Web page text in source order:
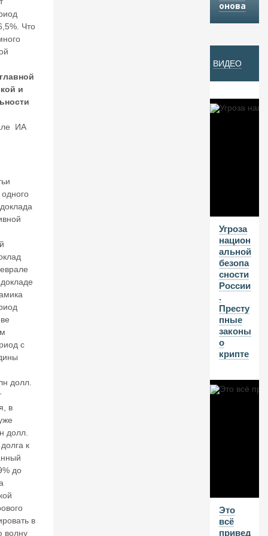
В
Г
26
нт
и
н
о
н
о
в.
ти
о
й
к
р
и
Р
о
сс
Что
и
ИА
с
долл.
в
долл.
к
до
в
волну
онова
ВИДЕО
Угроза
национ
альной
безопа
сности
России
.
Престу
пные
законы
о
крипте
Это
всё
привед